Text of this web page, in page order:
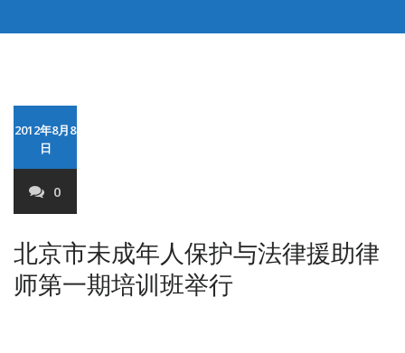
2012年8月8
日
0
北京市未成年人保护与法律援助律
师第一期培训班举行